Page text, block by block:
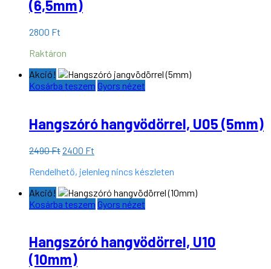
(6,5mm)
2800 Ft
Raktáron
Akció!
Kosárba teszem Gyors nézet
Hangszóró hangvödörrel, U05 (5mm)
2490FtOriginal
was:
2400 Ft
is:
Rendelhető, jelenleg nincs készleten
Akció!
Kosárba teszem Gyors nézet
Hangszóró hangvödörrel, U10
(10mm)